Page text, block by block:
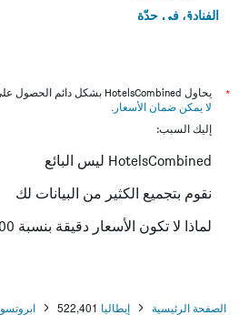
الفنادق في جدّة
*
يحاول HotelsCombined بشكل دائم الحصول على الأسعار الدقيقة، ولكن
لا يمكن ضمان الأسعار .
إليك السبب:
HotelsCombined ليس البائع
نقوم بتجميع الكثير من البيانات لك
لماذا لا تكون الأسعار دقيقة بنسبة 100٪؟
الصفحة الرئيسية إيطاليا 522,401 ابروتسو